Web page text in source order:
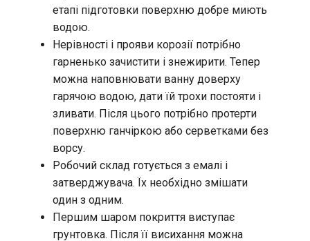
етапі підготовки поверхню добре миють
водою.
Нерівності і прояви корозії потрібно
гарненько зачистити і знежирити. Тепер
можна наповнювати ванну доверху
гарячою водою, дати їй трохи постояти і
зливати. Після цього потрібно протерти
поверхню ганчіркою або серветками без
ворсу.
Робочий склад готується з емалі і
затверджувача. Їх необхідно змішати
один з одним.
Першим шаром покриття виступає
грунтовка. Після її висихання можна